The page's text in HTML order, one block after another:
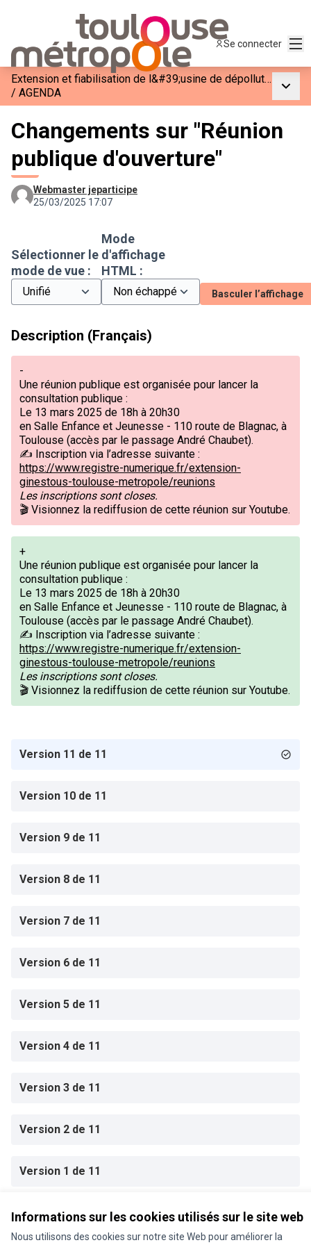
Informations sur les cookies utilisés sur le site web
Nous utilisons des cookies sur notre site Web pour améliorer la
Se connecter
Extension et fiabilisation de l&#39;usine de dépollution des eaux usées de Ginestous-Garonne
/ AGENDA
Changements sur "Réunion
publique d'ouverture"
Webmaster jeparticipe
25/03/2025 17:07
Sélectionner le
mode de vue :
Mode
d'affichage
HTML :
Basculer l’affichage
Description (Français)
-
Une réunion publique est organisée pour lancer la
consultation publique :
Le 13 mars 2025 de 18h à 20h30
en Salle Enfance et Jeunesse - 110 route de Blagnac, à
Toulouse (accès par le passage André Chaubet).
✍ Inscription via l’adresse suivante :
https://www.registre-numerique.fr/extension-
ginestous-toulouse-metropole/reunions
Les inscriptions sont closes.
🎬 Visionnez la rediffusion de cette réunion sur Youtube.
+
Une réunion publique est organisée pour lancer la
consultation publique :
Le 13 mars 2025 de 18h à 20h30
en Salle Enfance et Jeunesse - 110 route de Blagnac, à
Toulouse (accès par le passage André Chaubet).
✍ Inscription via l’adresse suivante :
https://www.registre-numerique.fr/extension-
ginestous-toulouse-metropole/reunions
Les inscriptions sont closes.
🎬 Visionnez la rediffusion de cette réunion sur Youtube.
Version 11 de 11
Version 10 de 11
Version 9 de 11
Version 8 de 11
Version 7 de 11
Version 6 de 11
Version 5 de 11
Version 4 de 11
Version 3 de 11
Version 2 de 11
Version 1 de 11
Conditions d'utilisation
Paramètres des cookies